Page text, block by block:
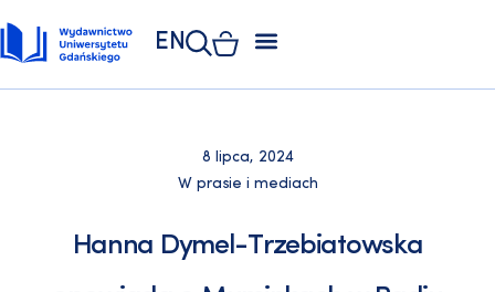
EN
8 lipca, 2024
W prasie i mediach
Hanna Dymel-Trzebiatowska